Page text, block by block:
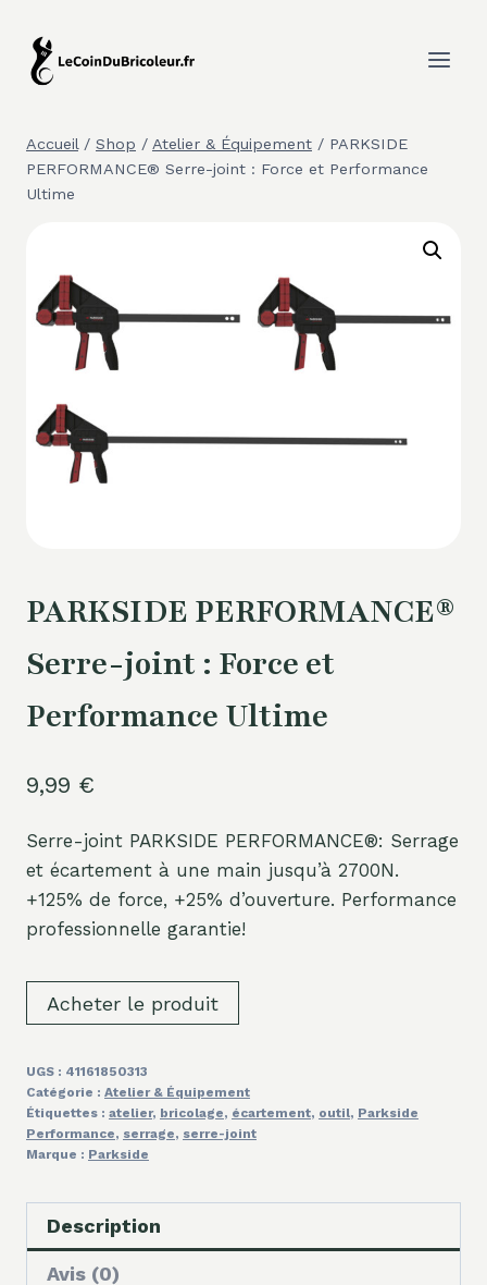
contenu
Accueil / Shop / Atelier & Équipement / PARKSIDE
PERFORMANCE® Serre-joint : Force et Performance
Ultime
PARKSIDE PERFORMANCE®
Serre-joint : Force et
Performance Ultime
9,99 €
Serre-joint PARKSIDE PERFORMANCE®: Serrage
et écartement à une main jusqu’à 2700N.
+125% de force, +25% d’ouverture. Performance
professionnelle garantie!
Acheter le produit
UGS : 41161850313
Catégorie : Atelier & Équipement
Étiquettes : atelier, bricolage, écartement, outil, Parkside
Performance, serrage, serre-joint
Marque : Parkside
Description
Avis (0)